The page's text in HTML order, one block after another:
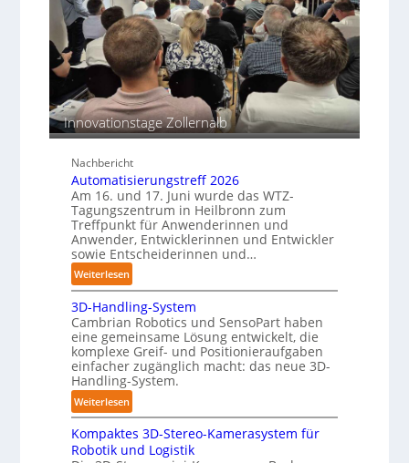
T
e
a
c
h
e
n
s
c
h
i
n
n
p
e
r
C
o
b
o
t
s
i
o
n
b
e
s
ä
n
d
i
g
e
P
o
l
y
m
e
r
l
a
g
e
Innovationstage Zollernalb
Nachbericht
Automatisierungstreff 2026
Am 16. und 17. Juni wurde das WTZ-
Tagungszentrum in Heilbronn zum
Treffpunkt für Anwenderinnen und
Anwender, Entwicklerinnen und Entwickler
sowie Entscheiderinnen und…
Weiterlesen:
A
u
t
o
m
a
t
i
s
i
3D-Handling-System
Cambrian Robotics und SensoPart haben
eine gemeinsame Lösung entwickelt, die
komplexe Greif- und Positionieraufgaben
einfacher zugänglich macht: das neue 3D-
Handling-System.
Weiterlesen:
3
D
-
Kompaktes 3D-Stereo-Kamerasystem für
Robotik und Logistik